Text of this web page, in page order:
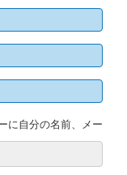
に自分の名前、メー